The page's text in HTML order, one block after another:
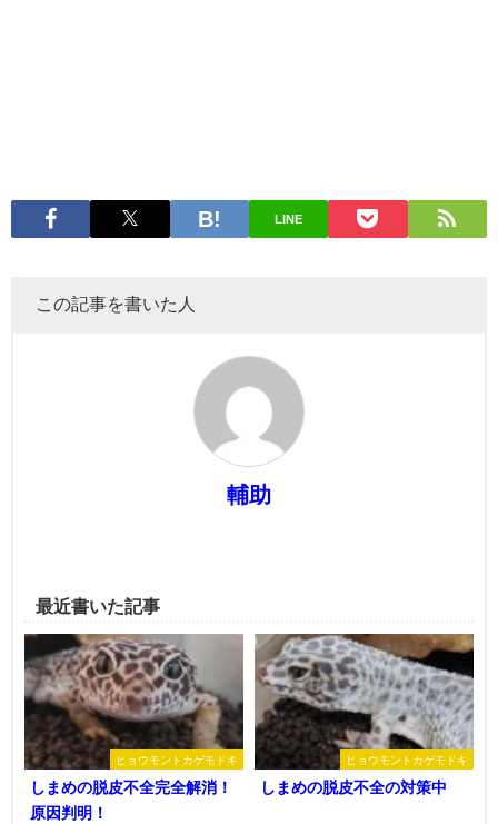
LINE
この記事を書いた人
輔助
最近書いた記事
ヒョウモントカゲモドキ
しまめの脱皮不全完全解消！
原因判明！
ヒョウモントカゲモドキ
しまめの脱皮不全の対策中